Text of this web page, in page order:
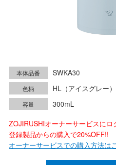
本体品番 SWKA30
色柄 HL（アイスグレー）
容量
300mL
ZOJIRUSHIオーナーサービスにロ
登録製品からの購入で20%OFF!!
オーナーサービスでの購入方法は